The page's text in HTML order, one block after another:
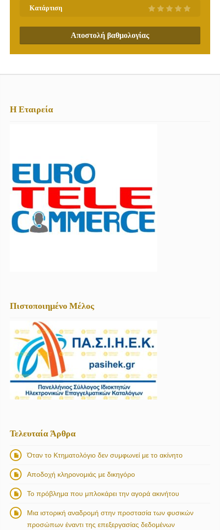
Κατάρτιση
Αποστολή βαθμολογίας
Η Εταιρεία
Πιστοποιημένο Μέλος
Τελευταία Άρθρα
Όταν το Κτηματολόγιο δεν συμφωνεί με το ακίνητο
Αποδοχή κληρονομιάς με δικηγόρο
Το πρόβλημα που μπλοκάρει την αγορά ακινήτου
Μια ιστορική αναδρομή στην προστασία των φυσικών
προσώπων έναντι της επεξεργασίας δεδομένων